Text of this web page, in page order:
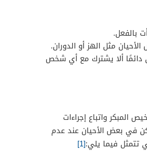
بالفعل.
مثل الهز أو الدوران.
دائمًا ألا يشترك مع أي شخص
المبكر واتباع إجراءات
في بعض الأحيان عند عدم
تتمثل فيما يلي:[1]